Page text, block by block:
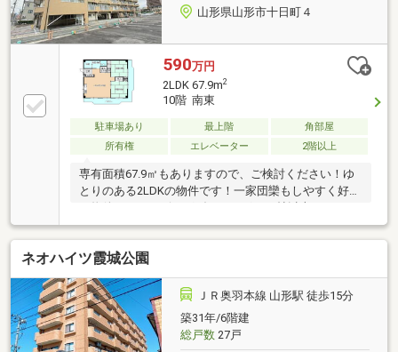
山形県山形市十日町４
590万円
2LDK 67.9m2
10階 南東
駐車場あり 最上階
角部屋
所有権
エレベーター 2階以上
専有面積67.9㎡もありますので、ご検討ください！ゆ
とりのある2LDKの物件です！一家団欒もしやすく好評
の物件です！リビングダイニングが15帖以上あり、ゆ
ったりとした空間を楽しむことができます！駅までは
徒歩15分でアクセス可能です！地上10階建ての住み心
地のいい物件です！22.6㎡のバルコニー面積の物件で
す！畳の香りと断熱性が、非常に落ち着いた空間を創
出します(#^^#)
ネオハイツ霞城公園
ＪＲ奥羽本線 山形駅 徒歩15分
築31年/6階建
総戸数27戸